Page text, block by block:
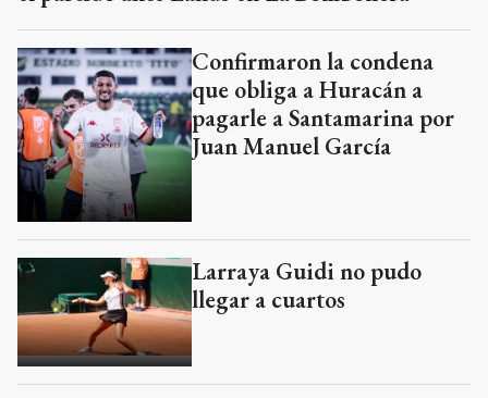
Confirmaron la condena
que obliga a Huracán a
pagarle a Santamarina por
Juan Manuel García
Larraya Guidi no pudo
llegar a cuartos